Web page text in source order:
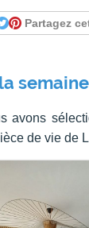
Partagez
avons
de vie de